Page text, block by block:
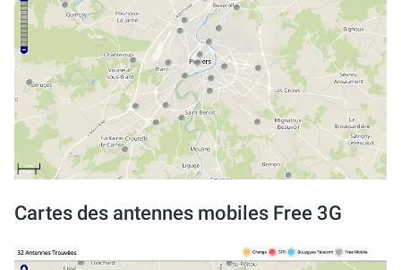
Cartes des antennes mobiles Free 3G